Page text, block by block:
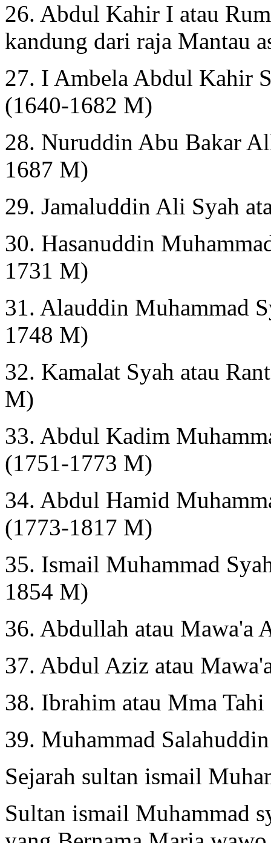
26. Abdul Kahir I atau
kandung dari raja Mantau
27. I Ambela Abdul Kahir
(1640-1682 M)
28. Nuruddin Abu Bakar
1687 M)
29. Jamaluddin Ali Syah
30. Hasanuddin
1731 M)
31. Alauddin Muhammad
1748 M)
32. Kamalat Syah atau
M)
33. Abdul Kadim
(1751-1773 M)
34. Abdul Hamid
(1773-1817 M)
35. Ismail Muhammad
1854 M)
36. Abdullah atau
37. Abdul Aziz atau
38. Ibrahim atau Mma
39. Muhammad
Sejarah sultan ismail
Sultan ismail Muhammad